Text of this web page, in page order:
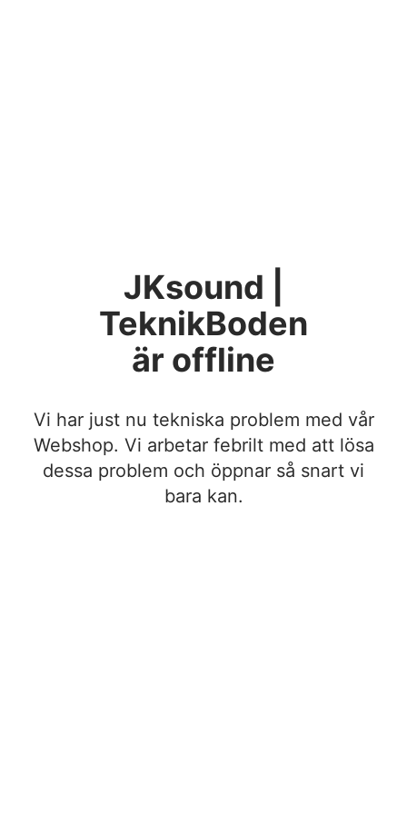
JKsound |
TeknikBoden
är offline
Vi har just nu tekniska problem med vår
Webshop. Vi arbetar febrilt med att lösa
dessa problem och öppnar så snart vi
bara kan.